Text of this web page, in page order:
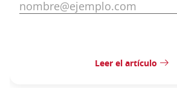
Leer el artículo